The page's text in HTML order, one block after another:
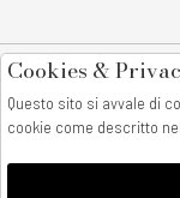
All rights reserved - ©
AnyAnyluxury srl -
castellammare di
Cookies &
Questo sito si avvale di
cookie come descritto